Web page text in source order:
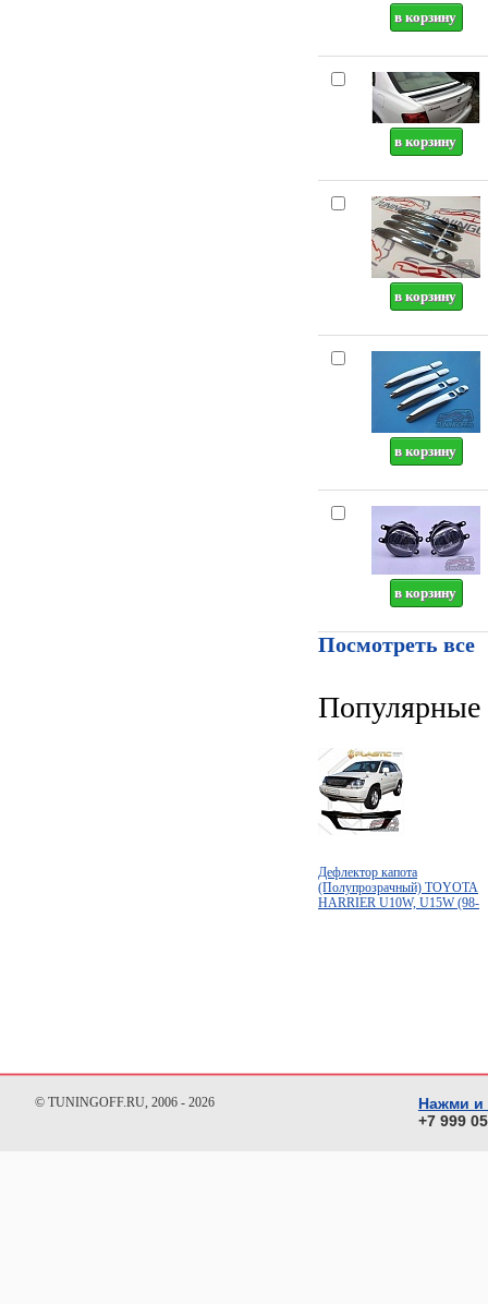
Посмотреть все
Популярные
Дефлектор капота
(Полупрозрачный) TOYOTA
HARRIER U10W, U15W (98-
© TUNINGOFF.RU, 2006 - 2026
Нажми и
+7 999